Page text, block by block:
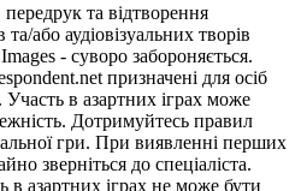
та відтворення
або аудіовізуальних творів
- суворо забороняється.
призначені для осіб
в азартних іграх може
Дотримуйтесь правил
гри. При виявленні перших
зверніться до спеціаліста.
в азартних іграх не може бути